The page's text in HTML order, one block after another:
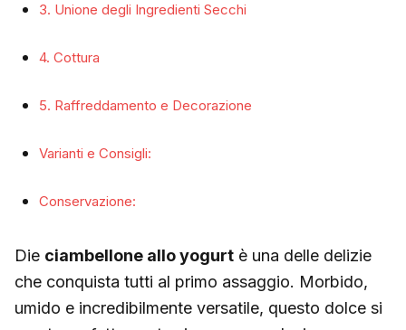
3. Unione degli Ingredienti Secchi
4. Cottura
5. Raffreddamento e Decorazione
Varianti e Consigli:
Conservazione:
Die ciambellone allo yogurt è una delle delizie
che conquista tutti al primo assaggio. Morbido,
umido e incredibilmente versatile, questo dolce si